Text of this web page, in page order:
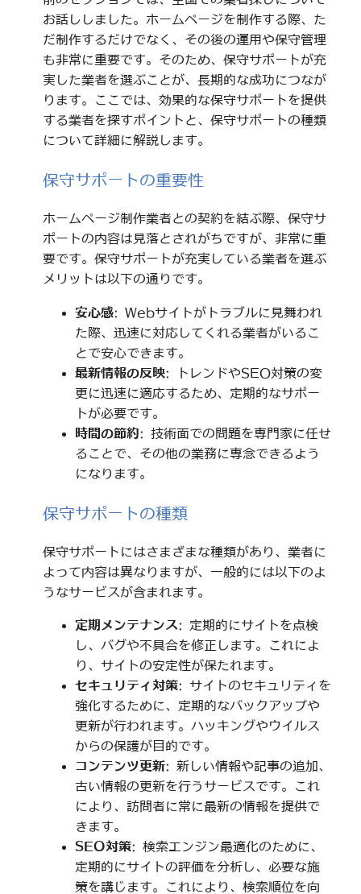
お話ししました。ホームページを制作する際、た
だ制作するだけでなく、その後の運用や保守管理
も非常に重要です。そのため、保守サポートが充
実した業者を選ぶことが、長期的な成功につなが
ります。ここでは、効果的な保守サポートを提供
する業者を探すポイントと、保守サポートの種類
について詳細に解説します。
保守サポートの重要性
ホームページ制作業者との契約を結ぶ際、保守サ
ポートの内容は見落とされがちですが、非常に重
要です。保守サポートが充実している業者を選ぶ
メリットは以下の通りです。
安心感: Webサイトがトラブルに見舞われ
た際、迅速に対応してくれる業者がいるこ
とで安心できます。
最新情報の反映: トレンドやSEO対策の変
更に迅速に適応するため、定期的なサポー
トが必要です。
時間の節約: 技術面での問題を専門家に任せ
ることで、その他の業務に専念できるよう
になります。
保守サポートの種類
保守サポートにはさまざまな種類があり、業者に
よって内容は異なりますが、一般的には以下のよ
うなサービスが含まれます。
定期メンテナンス: 定期的にサイトを点検
し、バグや不具合を修正します。これによ
り、サイトの安定性が保たれます。
セキュリティ対策: サイトのセキュリティを
強化するために、定期的なバックアップや
更新が行われます。ハッキングやウイルス
からの保護が目的です。
コンテンツ更新: 新しい情報や記事の追加、
古い情報の更新を行うサービスです。これ
により、訪問者に常に最新の情報を提供で
きます。
SEO対策: 検索エンジン最適化のために、
定期的にサイトの評価を分析し、必要な施
策を講じます。これにより、検索順位を向